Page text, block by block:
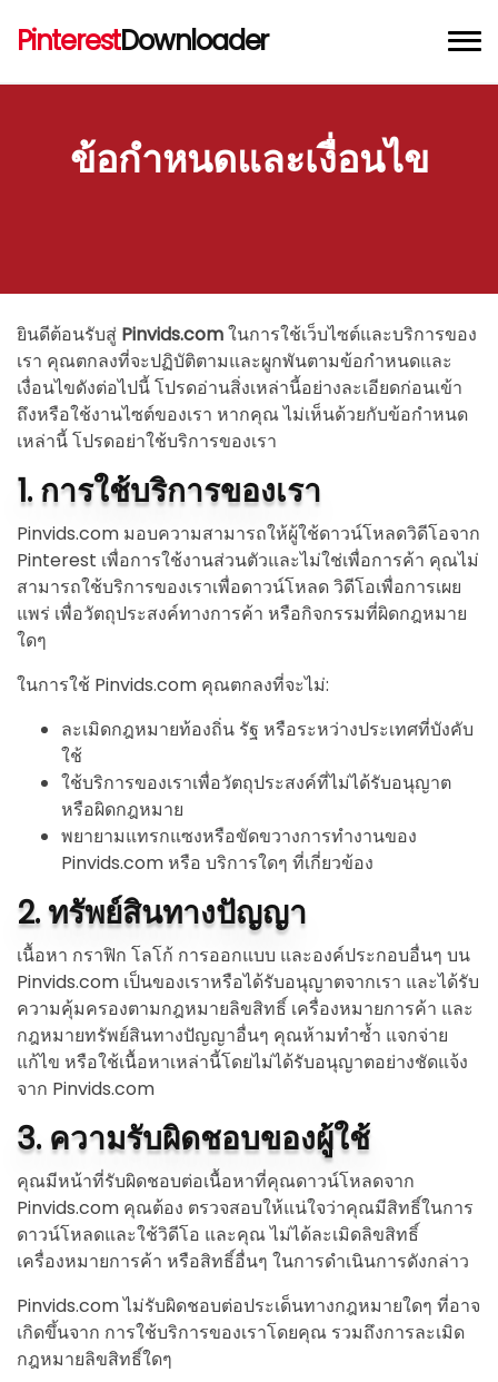
PinterestDownloader
เครื่องมือดาวน์โหลดรูปภาพ Pinterest
ข้อกำหนดและเงื่อนไข
ยินดีต้อนรับสู่ Pinvids.comในการใช้เว็บไซต์และบริการของ
เรา คุณตกลงที่จะปฏิบัติตามและผูกพันตามข้อกำหนดและ
เงื่อนไขดังต่อไปนี้ โปรดอ่านสิ่งเหล่านี้อย่างละเอียดก่อนเข้า
ถึงหรือใช้งานไซต์ของเรา หากคุณ ไม่เห็นด้วยกับข้อกำหนด
เหล่านี้ โปรดอย่าใช้บริการของเรา
1. การใช้บริการของเรา
Pinvids.com มอบความสามารถให้ผู้ใช้ดาวน์โหลดวิดีโอจาก
Pinterest เพื่อการใช้งานส่วนตัวและไม่ใช่เพื่อการค้า คุณไม่
สามารถใช้บริการของเราเพื่อดาวน์โหลด วิดีโอเพื่อการเผย
แพร่ เพื่อวัตถุประสงค์ทางการค้า หรือกิจกรรมที่ผิดกฎหมาย
ใดๆ
ในการใช้ Pinvids.com คุณตกลงที่จะไม่:
ละเมิดกฎหมายท้องถิ่น รัฐ หรือระหว่างประเทศที่บังคับ
ใช้
ใช้บริการของเราเพื่อวัตถุประสงค์ที่ไม่ได้รับอนุญาต
หรือผิดกฎหมาย
พยายามแทรกแซงหรือขัดขวางการทำงานของ
Pinvids.com หรือ บริการใดๆ ที่เกี่ยวข้อง
2. ทรัพย์สินทางปัญญา
เนื้อหา กราฟิก โลโก้ การออกแบบ และองค์ประกอบอื่นๆ บน
Pinvids.com เป็นของเราหรือได้รับอนุญาตจากเรา และได้รับ
ความคุ้มครองตามกฎหมายลิขสิทธิ์ เครื่องหมายการค้า และ
กฎหมายทรัพย์สินทางปัญญาอื่นๆ คุณห้ามทำซ้ำ แจกจ่าย
แก้ไข หรือใช้เนื้อหาเหล่านี้โดยไม่ได้รับอนุญาตอย่างชัดแจ้ง
จาก Pinvids.com
3. ความรับผิดชอบของผู้ใช้
คุณมีหน้าที่รับผิดชอบต่อเนื้อหาที่คุณดาวน์โหลดจาก
Pinvids.com คุณต้อง ตรวจสอบให้แน่ใจว่าคุณมีสิทธิ์ในการ
ดาวน์โหลดและใช้วิดีโอ และคุณ ไม่ได้ละเมิดลิขสิทธิ์
เครื่องหมายการค้า หรือสิทธิ์อื่นๆ ในการดำเนินการดังกล่าว
Pinvids.com ไม่รับผิดชอบต่อประเด็นทางกฎหมายใดๆ ที่อาจ
เกิดขึ้นจาก การใช้บริการของเราโดยคุณ รวมถึงการละเมิด
กฎหมายลิขสิทธิ์ใดๆ